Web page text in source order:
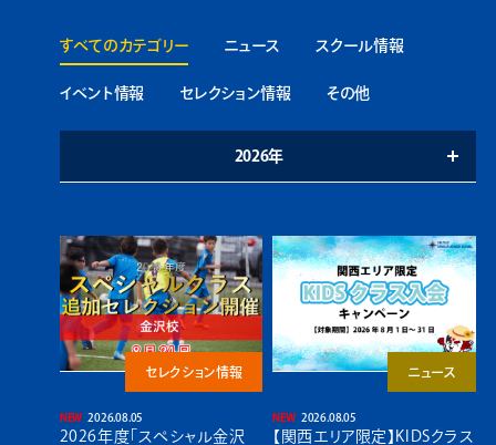
すべてのカテゴリー ニュース スクール情報
イベント情報 セレクション情報 その他
2026年
セレクション情報
2026.08.05
2026年度「スペシャル金沢
ニュース
2026.08.05
【関西エリア限定】KIDSクラス